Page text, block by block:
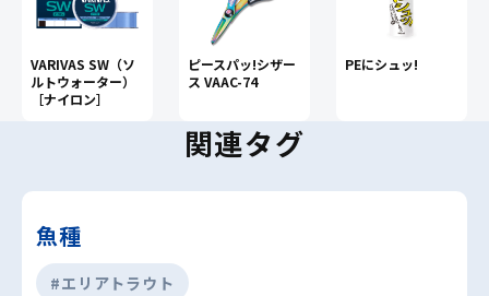
VARIVAS SW（ソ
ルトウォーター）
［ナイロン］
ピースパッ!シザー
ス VAAC-74
PEにシュッ!
関連タグ
魚種
#エリアトラウト